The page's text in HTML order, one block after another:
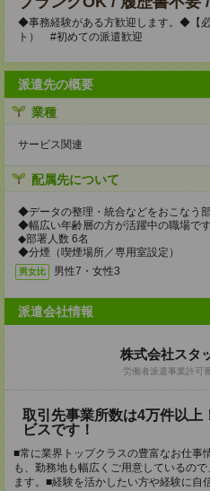
◆事務経験がある方歓迎します。◆【
ト） #初めての派遣歓迎
派遣先の概要
業種
サービス関連
配属先について
◆データの整理・統合などをおこなう
◆幅広い年齢層の方が活躍中の職場です
◆部署人数 6名
◆分煙（喫煙場所／専用室設定）
男女比 男性7・女性3
派遣会社情報
株式会社スタ
労働者派遣事業許可
取引先事業所数は4万件以上
ビスです！
■常に業界トップクラスの豊富なお仕事
も、勤務地も幅広くご用意しているの
ます。■経験を活かしたい方や経験に自